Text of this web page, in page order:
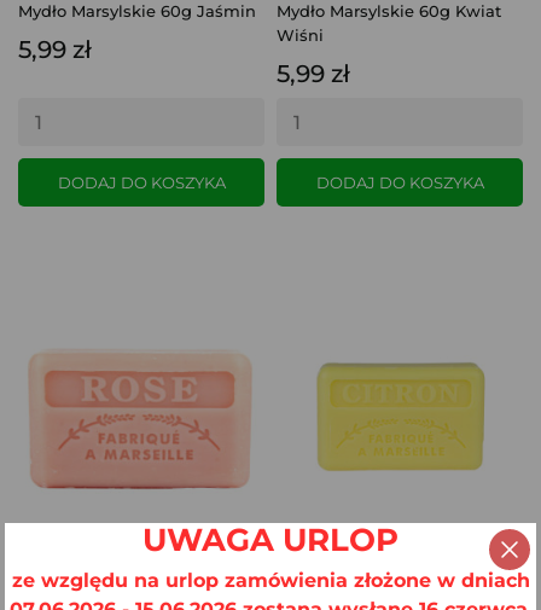
Mydło Marsylskie 60g Jaśmin
5,99 zł
DODAJ DO KOSZYKA
Mydło Marsylskie 60g Kwiat
Wiśni
5,99 zł
DODAJ DO KOSZYKA
UWAGA URLOP
ze względu na urlop zamówienia złożone w dniach